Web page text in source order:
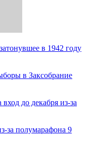
в 1942 году
в Заксобрание
до декабря из-за
за полумарафона 9